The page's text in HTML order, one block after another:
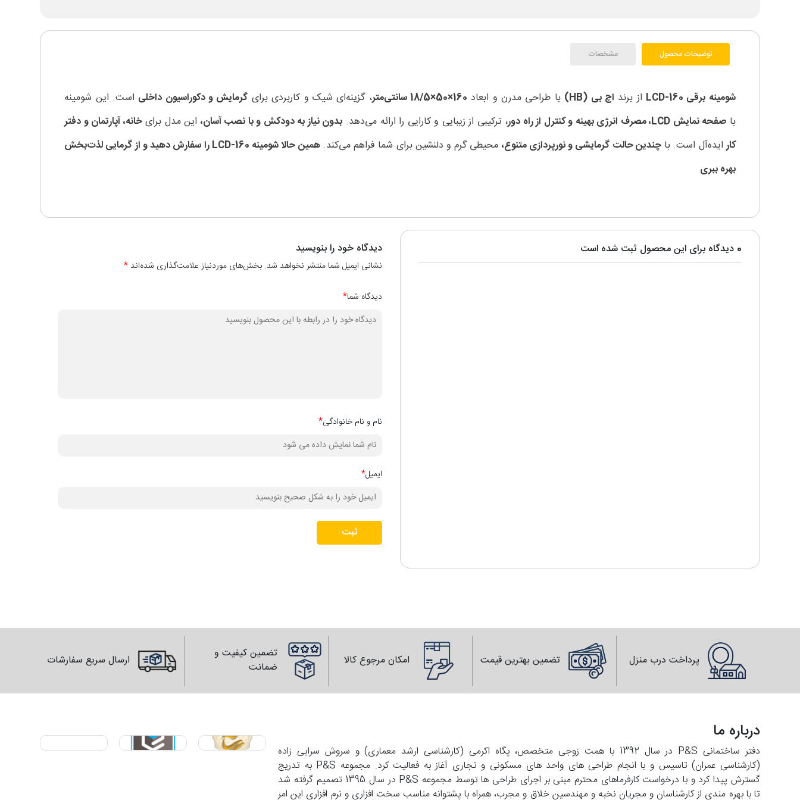
توضیحات محصول مشخصات
شومینه برقی LCD-160 از برند اچ بی (HB) با طراحی مدرن و ابعاد 160×50×18/5 سانتی‌متر ، گزینه‌ای شیک و کاربردی برای گرمایش و دکوراسیون داخلی است. این شومینه
با صفحه نمایش LCD، مصرف انرژی بهینه و کنترل از راه دور ، ترکیبی از زیبایی و کارایی را ارائه می‌دهد. بدون نیاز به دودکش و با نصب آسان، این مدل برایخانه، آپارتمان و دفتر
کارایده‌آل است. باچندین حالت گرمایشی و نورپردازی متنوع، محیطی گرم و دلنشین برای شما فراهم می‌کند.
همین حالا شومینه LCD-160 را سفارش دهید و از گرمایی لذت‌بخش
بهره ببری
0 دیدگاه برای این محصول ثبت شده است دیدگاه خود را بنویسید
نشانی ایمیل شما منتشر نخواهد شد. بخش‌های موردنیاز علامت‌گذاری شده‌اند*
دیدگاه شما*
نام و نام خانوادگی*
ایمیل*
ثبت
پرداخت درب منزل تضمین بهترین قیمت امکان مرجوع کالا
تضمین کیفیت و
ضمانت
ارسال سریع سفارشات
درباره ما
دفتر ساختمانی P&S در سال 1392 با همت زوجی متخصص، پگاه اکرمی (کارشناسی ارشد معماری) و سروش سرایی زاده
(کارشناسی عمران) تاسیس و با انجام طراحی های واحد های مسکونی و تجاری آغاز به فعالیت کرد. مجموعه P&S به تدریج
گسترش پیدا کرد و با درخواست کارفرماهای محترم مبنی بر اجرای طراحی ها توسط مجموعه P&S در سال 1395 تصمیم گرفته شد
تا با بهره مندی از کارشناسان و مجریان نخبه و مهندسین خلاق و مجرب، همراه با پشتوانه مناسب سخت افزاری و نرم افزاری این امر